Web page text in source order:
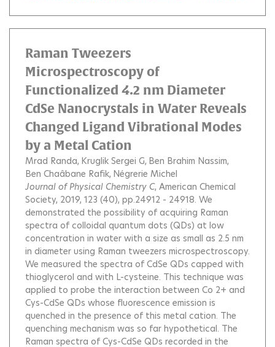
Raman Tweezers
Microspectroscopy of
Functionalized 4.2 nm Diameter
CdSe Nanocrystals in Water Reveals
Changed Ligand Vibrational Modes
by a Metal Cation
Mrad Randa Kruglik Sergei G Ben Brahim Nassim
Ben Chaâbane Rafik Négrerie Michel
Journal of Physical Chemistry C, American Chemical
Society, 2019, 123 (40), pp.24912 - 24918. We
demonstrated the possibility of acquiring Raman
spectra of colloidal quantum dots (QDs) at low
concentration in water with a size as small as 2.5 nm
in diameter using Raman tweezers microspectroscopy.
We measured the spectra of CdSe QDs capped with
thioglycerol and with L-cysteine. This technique was
applied to probe the interaction between Co 2+ and
Cys-CdSe QDs whose fluorescence emission is
quenched in the presence of this metal cation. The
quenching mechanism was so far hypothetical. The
Raman spectra of Cys-CdSe QDs recorded in the